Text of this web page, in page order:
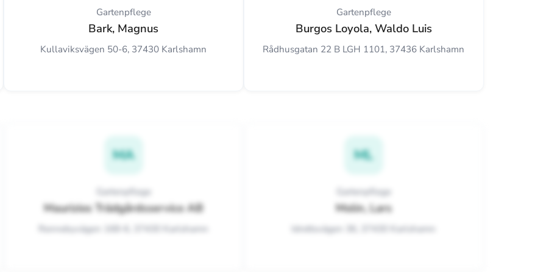
Gartenpflege
Bark, Magnus
Kullaviksvägen 50-6, 37430 Karlshamn
Gartenpflege
Burgos Loyola, Waldo Luis
Rådhusgatan 22 B LGH 1101, 37436 Karlshamn
MA
Gartenpflege
Maurizios Trädgårdsservice AB
Ronnebyvägen 168-6, 37430 Karlshamn
ML
Gartenpflege
Molin, Lars
Idrottsvägen 36, 37430 Karlshamn